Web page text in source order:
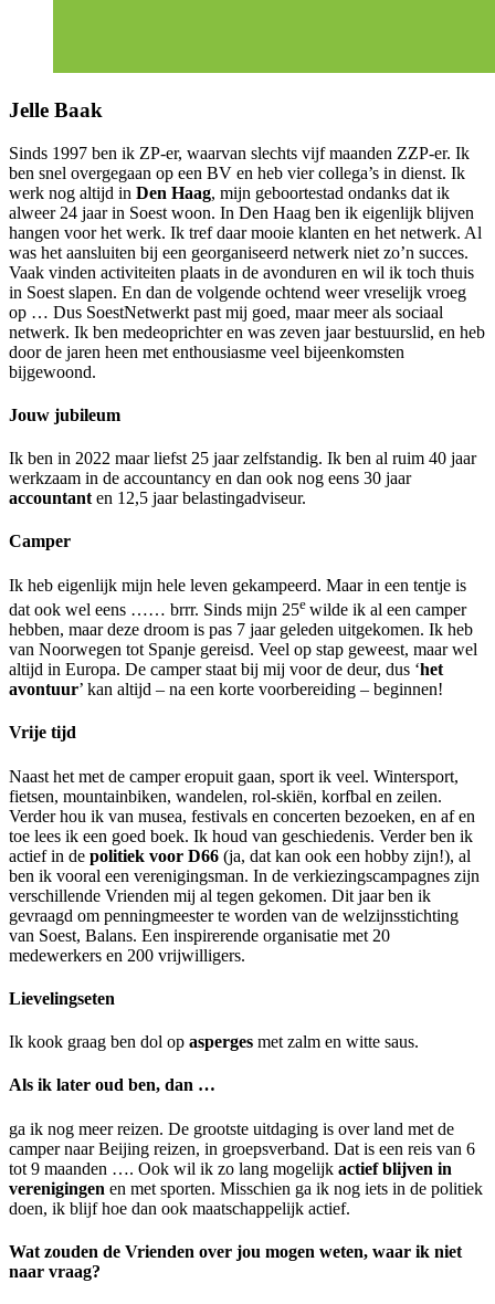
Jelle Baak
Sinds 1997 ben ik ZP-er, waarvan slechts vijf maanden ZZP-er. Ik
ben snel overgegaan op een BV en heb vier collega’s in dienst. Ik
werk nog altijd in Den Haag, mijn geboortestad ondanks dat ik
alweer 24 jaar in Soest woon. In Den Haag ben ik eigenlijk blijven
hangen voor het werk. Ik tref daar mooie klanten en het netwerk. Al
was het aansluiten bij een georganiseerd netwerk niet zo’n succes.
Vaak vinden activiteiten plaats in de avonduren en wil ik toch thuis
in Soest slapen. En dan de volgende ochtend weer vreselijk vroeg
op … Dus SoestNetwerkt past mij goed, maar meer als sociaal
netwerk. Ik ben medeoprichter en was zeven jaar bestuurslid, en heb
door de jaren heen met enthousiasme veel bijeenkomsten
bijgewoond.
Jouw jubileum
Ik ben in 2022 maar liefst 25 jaar zelfstandig. Ik ben al ruim 40 jaar
werkzaam in de accountancy en dan ook nog eens 30 jaar
accountant en 12,5 jaar belastingadviseur.
Camper
Ik heb eigenlijk mijn hele leven gekampeerd. Maar in een tentje is
dat ook wel eens …… brrr. Sinds mijn 25e wilde ik al een camper
hebben, maar deze droom is pas 7 jaar geleden uitgekomen. Ik heb
van Noorwegen tot Spanje gereisd. Veel op stap geweest, maar wel
altijd in Europa. De camper staat bij mij voor de deur, dus ‘het
avontuur’ kan altijd – na een korte voorbereiding – beginnen!
Vrije tijd
Naast het met de camper eropuit gaan, sport ik veel. Wintersport,
fietsen, mountainbiken, wandelen, rol-skiën, korfbal en zeilen.
Verder hou ik van musea, festivals en concerten bezoeken, en af en
toe lees ik een goed boek. Ik houd van geschiedenis. Verder ben ik
actief in de politiek voor D66 (ja, dat kan ook een hobby zijn!), al
ben ik vooral een verenigingsman. In de verkiezingscampagnes zijn
verschillende Vrienden mij al tegen gekomen. Dit jaar ben ik
gevraagd om penningmeester te worden van de welzijnsstichting
van Soest, Balans. Een inspirerende organisatie met 20
medewerkers en 200 vrijwilligers.
Lievelingseten
Ik kook graag ben dol op asperges met zalm en witte saus.
Als ik later oud ben, dan …
ga ik nog meer reizen. De grootste uitdaging is over land met de
camper naar Beijing reizen, in groepsverband. Dat is een reis van 6
tot 9 maanden …. Ook wil ik zo lang mogelijk actief blijven in
verenigingen en met sporten. Misschien ga ik nog iets in de politiek
doen, ik blijf hoe dan ook maatschappelijk actief.
Wat zouden de Vrienden over jou mogen weten, waar ik niet
naar vraag?